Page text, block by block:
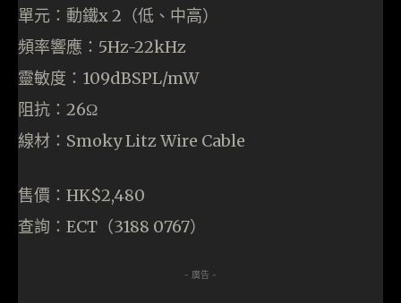
單元：動鐵x 2（低、中高）
頻率響應：5Hz-22kHz
靈敏度：109dBSPL/mW
阻抗：26Ω
線材：Smoky Litz Wire Cable
售價：HK$2,480
查詢：ECT（3188 0767）
- 廣告 -